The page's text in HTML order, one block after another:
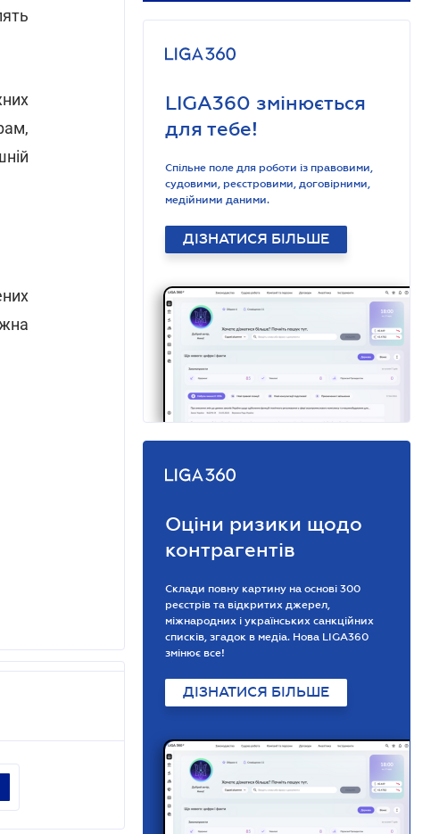
LIGA360 змінюється
для тебе!
Спільне поле для роботи із правовими,
судовими, реєстровими, договірними,
медійними даними.
ДІЗНАТИСЯ БІЛЬШЕ
Оціни ризики щодо
контрагентів
Склади повну картину на основі 300
реєстрів та відкритих джерел,
міжнародних і українських санкційних
списків, згадок в медіа. Нова LIGA360
змінює все!
ДІЗНАТИСЯ БІЛЬШЕ